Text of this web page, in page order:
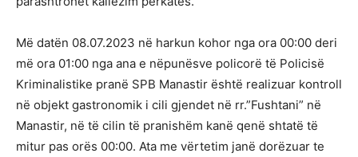
Më datën 08.07.2023 në harkun kohor nga ora 00:00 deri
më ora 01:00 nga ana e nëpunësve policorë të Policisë
Kriminalistike pranë SPB Manastir është realizuar kontroll
në objekt gastronomik i cili gjendet në rr.”Fushtani” në
Manastir, në të cilin të pranishëm kanë qenë shtatë të
mitur pas orës 00:00. Ata me vërtetim janë dorëzuar te